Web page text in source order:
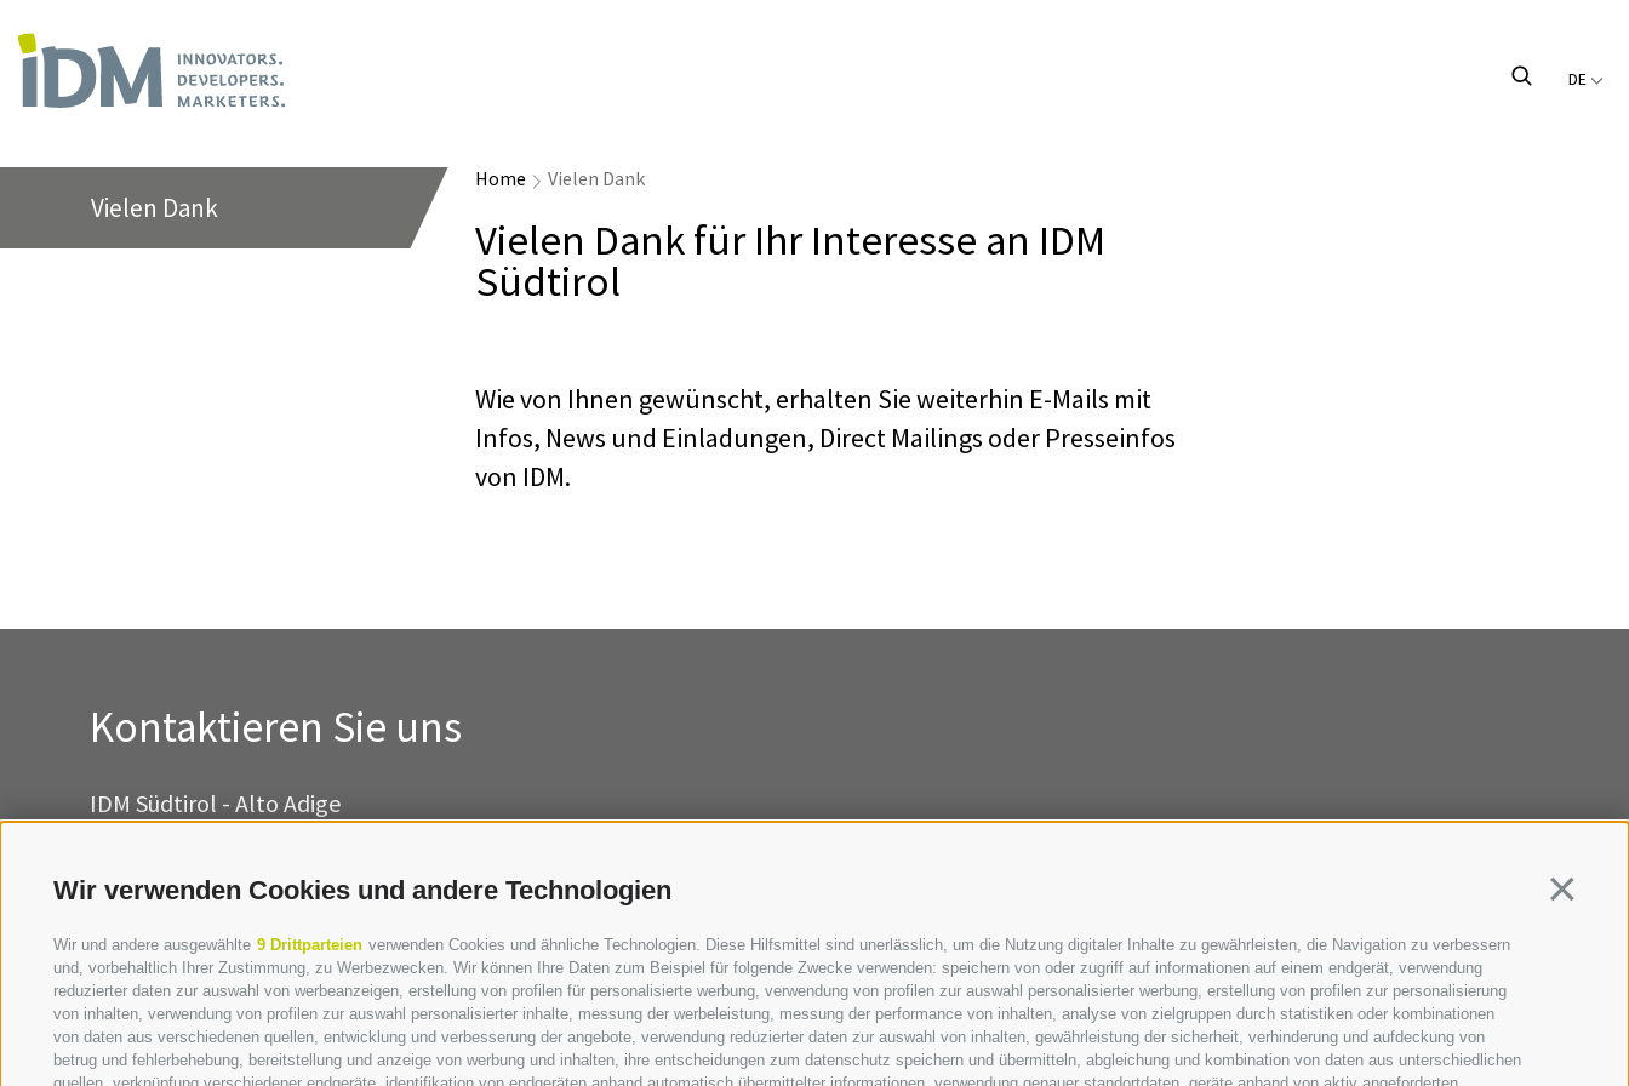
Wir verwenden Cookies und andere Technologien
Wir und andere ausgewählte 9 Drittparteien verwenden Cookies und ähnliche Technologien. Diese Hilfsmittel sind unerlässlich, um die Nutzung digitaler Inhalte zu gewährleisten, die Navigation zu verbessern
und, vorbehaltlich Ihrer Zustimmung, zu Werbezwecken. Wir können Ihre Daten zum Beispiel für folgende Zwecke verwenden: speichern von oder zugriff auf informationen auf einem endgerät, verwendung
reduzierter daten zur auswahl von werbeanzeigen, erstellung von profilen für personalisierte werbung, verwendung von profilen zur auswahl personalisierter werbung, erstellung von profilen zur personalisierung
von inhalten, verwendung von profilen zur auswahl personalisierter inhalte, messung der werbeleistung, messung der performance von inhalten, analyse von zielgruppen durch statistiken oder kombinationen
von daten aus verschiedenen quellen, entwicklung und verbesserung der angebote, verwendung reduzierter daten zur auswahl von inhalten, gewährleistung der sicherheit, verhinderung und aufdeckung von
betrug und fehlerbehebung, bereitstellung und anzeige von werbung und inhalten, ihre entscheidungen zum datenschutz speichern und übermitteln, abgleichung und kombination von daten aus unterschiedlichen
DE
Vielen Dank
Home Vielen Dank
Vielen Dank für Ihr Interesse an IDM
Südtirol
Wie von Ihnen gewünscht, erhalten Sie weiterhin E-Mails mit
Infos, News und Einladungen, Direct Mailings oder Presseinfos
von IDM.
Kontaktieren Sie uns
IDM Südtirol - Alto Adige
info[at]idm-suedtirol.com
idm[at]pec.idm-suedtirol.com
SCHREIBEN SIE UNS!
HIER FINDEN SIE UNS